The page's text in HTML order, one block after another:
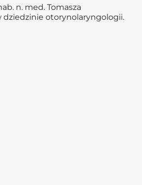
n. med. Tomasza
otorynolaryngologii.